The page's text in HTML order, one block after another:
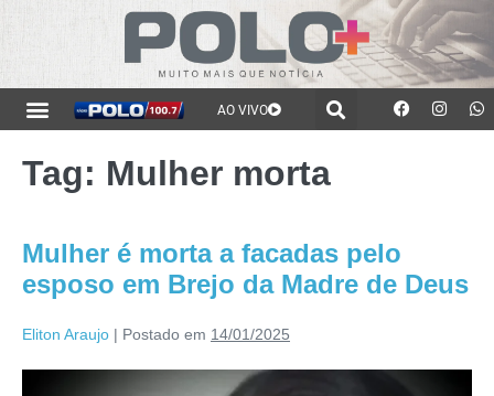
AO VIVO
Tag: Mulher morta
Mulher é morta a facadas pelo
esposo em Brejo da Madre de Deus
Eliton Araujo | Postado em 14/01/2025